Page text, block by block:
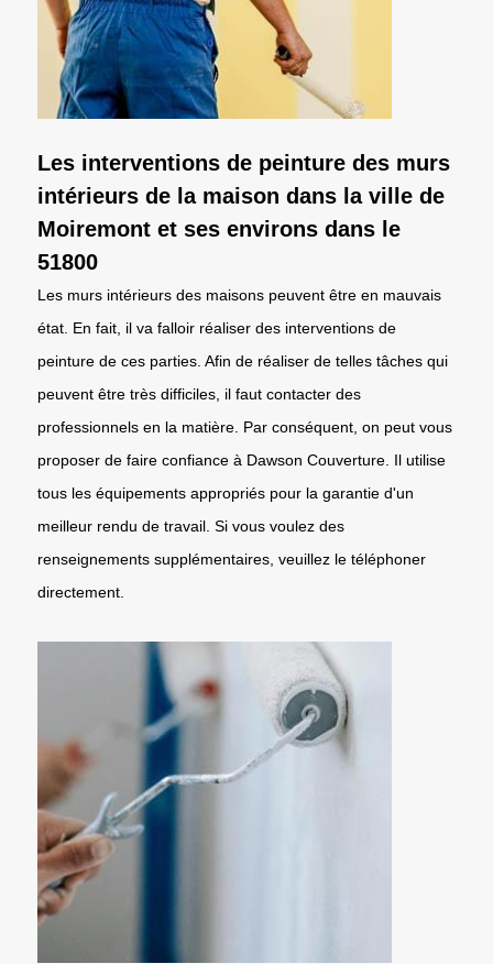
Les interventions de peinture des murs
intérieurs de la maison dans la ville de
Moiremont et ses environs dans le
51800
Les murs intérieurs des maisons peuvent être en mauvais
état. En fait, il va falloir réaliser des interventions de
peinture de ces parties. Afin de réaliser de telles tâches qui
peuvent être très difficiles, il faut contacter des
professionnels en la matière. Par conséquent, on peut vous
proposer de faire confiance à Dawson Couverture. Il utilise
tous les équipements appropriés pour la garantie d'un
meilleur rendu de travail. Si vous voulez des
renseignements supplémentaires, veuillez le téléphoner
directement.